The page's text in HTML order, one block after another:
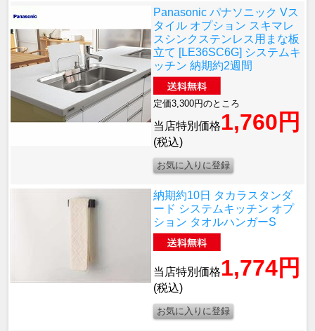
Panasonic パナソニック Vス
タイル オプション スキマレ
スシンクステンレス用まな板
立て [LE36SC6G] システムキ
ッチン 納期約2週間
定価3,300円のところ
当店特別価格1,760円
(税込)
納期約10日 タカラスタンダ
ード システムキッチン オプ
ション タオルハンガーS
当店特別価格1,774円
(税込)